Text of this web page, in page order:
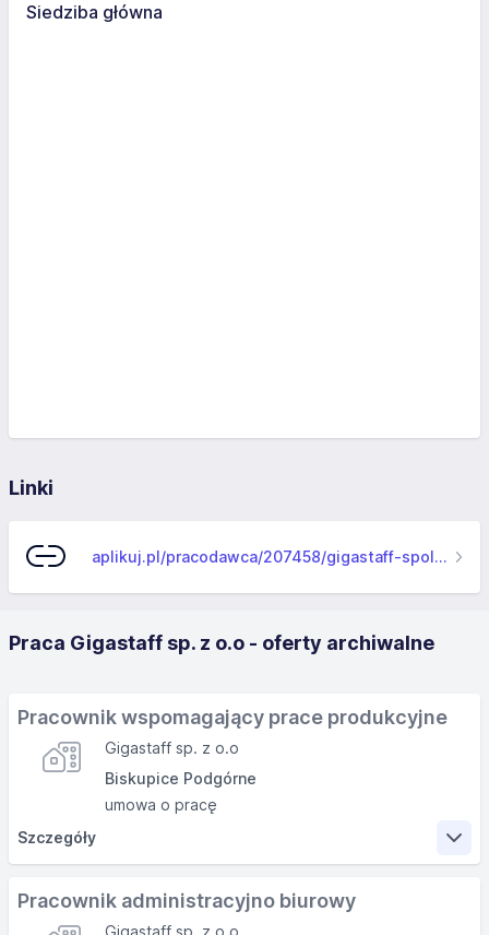
Siedziba główna
Linki
aplikuj.pl/pracodawca/207458/gigastaff-spolka-z-ograniczona-odpowiedzialnoscia
Praca Gigastaff sp. z o.o - oferty archiwalne
Pracownik wspomagający prace produkcyjne
Gigastaff sp. z o.o
Biskupice Podgórne
umowa o pracę
Szczegóły
Zakres obowiązków
Pracownik administracyjno biurowy
Gigastaff sp. z o.o